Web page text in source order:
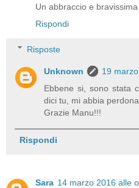
Un abbraccio e
Rispondi
Risposte
Unknown
19
Ebbene si, sono stata
dici tu, mi abbia
Grazie Manu!!!
Rispondi
Sara 14 marzo 2016 alle